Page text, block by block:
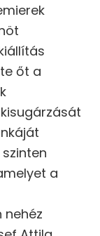
őt a
a
nehéz